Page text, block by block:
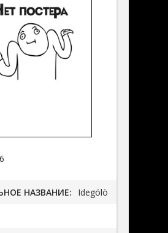
НАЗВАНИЕ: Idegölö